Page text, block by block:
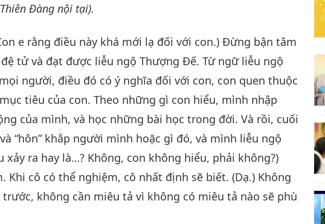
Đàng nội tại).
e rằng điều này khá mới lạ đối với con.) Đừng bận tâm
tử và đạt được liễu ngộ Thượng Đế. Từ ngữ liễu ngộ
người, điều đó có ý nghĩa đối với con, con quen thuộc
tiêu của con. Theo những gì con hiểu, mình nhập
của mình, và học những bài học trong đời. Và rồi, cuối
“hôn” khắp người mình hoặc gì đó, và mình liễu ngộ
xảy ra hay là…? Không, con không hiểu, phải không?)
cô có thể nghiệm, cô nhất định sẽ biết. (Dạ.) Không
không cần miêu tả vì không có miêu tả nào sẽ phù